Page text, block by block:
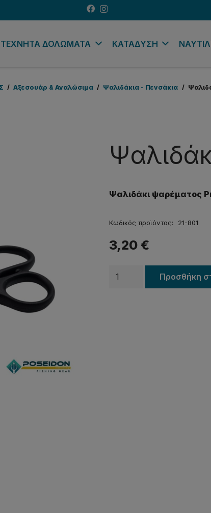
ΤΕΧΝΗΤΑ ΔΟΛΩΜΑΤΑ ΚΑΤΑΔΥΣΗ
/ Αξεσουάρ & Αναλώσιμα / Ψαλιδάκια - Πενσάκια /
Ψαλιδάκι ψαρέματος
Κωδικός προϊόντος: 21-801
3,20 €
Ψαλιδάκι
Προσθήκη